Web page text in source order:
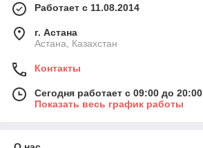
Работает с 11.08.2014
г. Астана
Астана, Казахстан
Контакты
Сегодня работает с 09:00 до 20:00
Показать весь график работы